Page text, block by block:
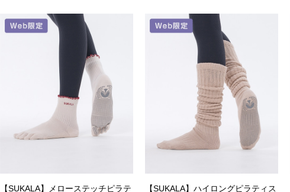
【SUKALA】メローステッチピラテ
【SUKALA】ハイロングピラティス